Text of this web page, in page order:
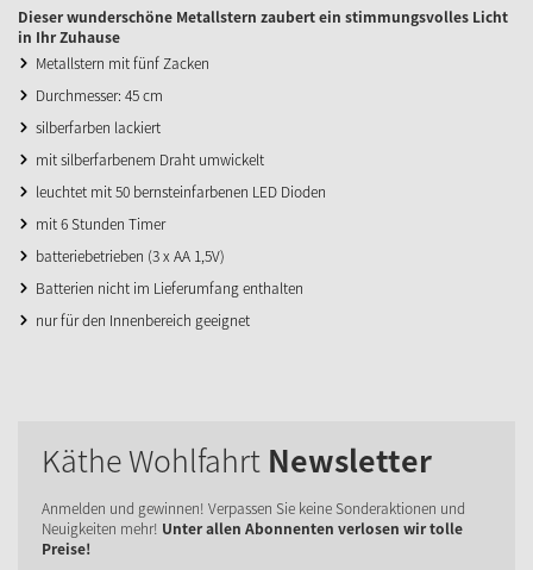
Dieser wunderschöne Metallstern zaubert ein stimmungsvolles Licht
in Ihr Zuhause
Metallstern mit fünf Zacken
Durchmesser: 45 cm
silberfarben lackiert
mit silberfarbenem Draht umwickelt
leuchtet mit 50 bernsteinfarbenen LED Dioden
mit 6 Stunden Timer
batteriebetrieben (3 x AA 1,5V)
Batterien nicht im Lieferumfang enthalten
nur für den Innenbereich geeignet
Käthe Wohlfahrt Newsletter
Anmelden und gewinnen! Verpassen Sie keine Sonderaktionen und
Neuigkeiten mehr! Unter allen Abonnenten verlosen wir tolle
Preise!